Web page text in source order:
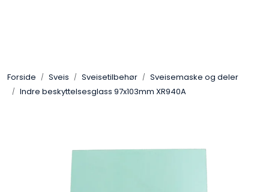
Forside Sveis Sveisetilbehør
Sveisemaske og deler
Indre beskyttelsesglass 97x103mm XR940A
Pakning